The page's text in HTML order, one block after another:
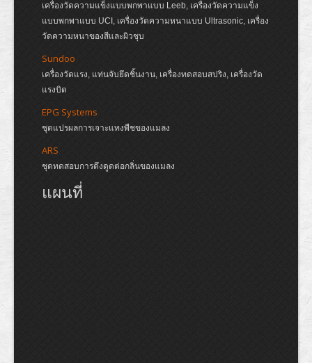
เครื่องวัดความแข็งแบบพกพาแบบ Leeb, เครื่องวัดความแข็ง
แบบพกพาแบบ UCI, เครื่องวัดความหนาแบบ Ultrasonic, เครื่อง
วัดความหนาของสีและผิวชุบ
Sundoo
เครื่องวัดแรง, แท่นจับยึดชิ้นงาน, เครื่องทดสอบสปริง, เครื่องวัด
แรงบิด
EPG Systems
ชุดแปรผลการเจาะแทงพืชของแมลง
ARS
ชุดทดสอบการดึงดูดต่อกลิ่นของแมลง
แผนที่